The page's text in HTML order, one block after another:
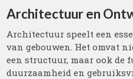
Architectuur en
Architectuur speelt een
van gebouwen. Het omvat
een structuur, maar ook
duurzaamheid en